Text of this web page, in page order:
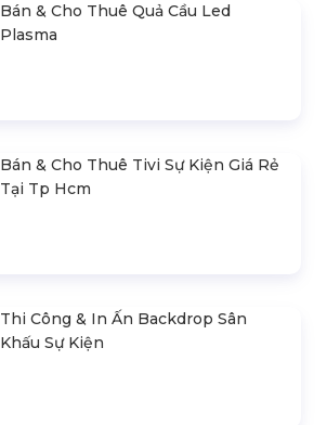
Bán & Cho Thuê Quả Cầu Led
Plasma
Bán & Cho Thuê Tivi Sự Kiện Giá Rẻ
Tại Tp Hcm
Thi Công & In Ấn Backdrop Sân
Khấu Sự Kiện